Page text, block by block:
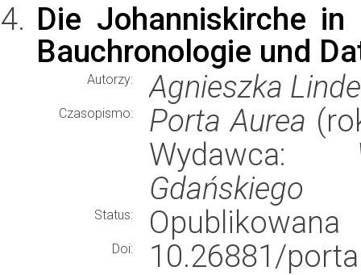
Die Johanniskirche
Bauchronologie und
Autorzy: Agnieszka
Czasopismo: Porta Aurea
Wydawca:
Gdańskiego
Status: Opublikowana
Doi: 10.26881/